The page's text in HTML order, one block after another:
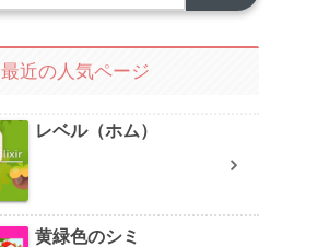
最近の人気ページ
レベル（ホム）
黄緑色のシミ